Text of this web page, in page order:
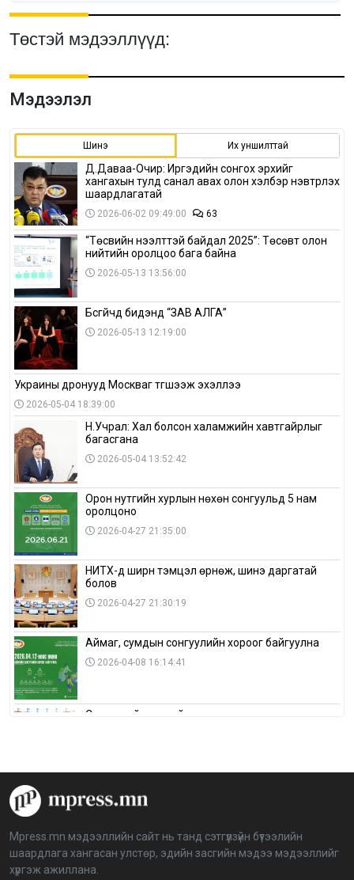
Төстэй мэдээллүүд:
Мэдээлэл
Шинэ Их уншилттай
Д.Даваа-Очир: Иргэдийн сонгох эрхийг
хангахын тулд санал авах олон хэлбэр нэвтрүүлэх
шаардлагатай
2026-06-02 09:49:00 63
“Төсвийн нээлттэй байдал 2025”: Төсөвт олон
нийтийн оролцоо бага байна
2026-05-13 13:56:00
Бүсгүйчүүд бидэнд “ЗАВ АЛГА”
2026-05-13 12:19:00
Украины дронууд Москваг түгшээж эхэллээ
2026-05-04 18:39:00
Н.Учрал: Хал болсон халамжийн хавтгайрлыг
багасгана
2026-05-04 13:52:42
Орон нутгийн хурлын нөхөн сонгуульд 5 нам
оролцоно
2026-04-27 21:35:00
НИТХ-д ширүүн тэмцэл өрнөж, шинэ даргатай
болов
2026-04-27 21:30:19
Аймаг, сумдын сонгуулийн хороог байгуулна
2026-04-08 16:14:41
Сонгуулийн хуулийн зөрчил, шалгах,
аймагт үргэлжилж байна
BTS-ийн тоглолтыг Netflix дэлхий даяар шууд
дамжуулна
Mpress.mn мэдээллийн сайт нь танд сэтгүүлзүйн бүтээлийн
шаардлага хангасан улстөр, эдийн засгийн мэдээ мэдээллийг
хүргэж ажиллана.